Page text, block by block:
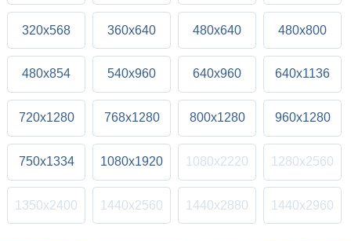
320x568 360x640 480x640 480x800
480x854 540x960 640x960 640x1136
720x1280 768x1280 800x1280 960x1280
750x1334 1080x1920 1080x2220 1280x2560
1350x2400 1440x2560 1440x2880 1440x2960